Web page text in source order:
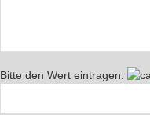
Bitte den Wert eintragen: